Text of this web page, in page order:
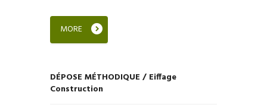
MORE
DÉPOSE MÉTHODIQUE / Eiffage
Construction